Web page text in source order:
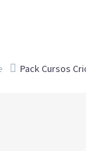
Pack Cursos